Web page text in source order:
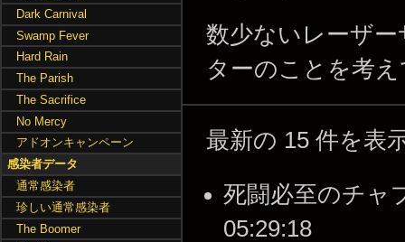
数少ないレーザ
ターのことを考
最新の 15 件を表
死闘必至のチャ
05:29:18
Dark Carnival
Swamp Fever
Hard Rain
The Parish
The Sacrifice
No Mercy
アドオンキャンペーン
感染者データ
通常感染者
珍しい通常感染者
The Boomer